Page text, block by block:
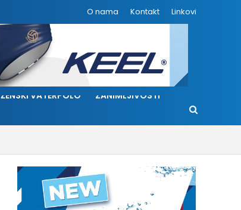
O nama Kontakt Linkovi
ŽENSKI VATERPOLO ZANIMLJIVOSTI